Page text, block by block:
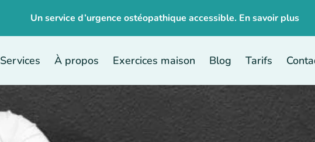
Un service d’urgence ostéopathique accessible. Ensavoir plus
Services À propos Exercices maison Blog Tarifs